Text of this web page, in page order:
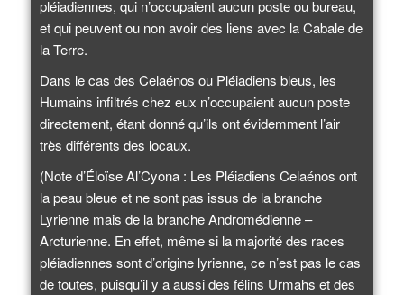
pléiadiennes, qui n’occupaient aucun poste ou bureau,
et qui peuvent ou non avoir des liens avec la Cabale de
la Terre.
Dans le cas des Celaénos ou Pléiadiens bleus, les
Humains infiltrés chez eux n’occupaient aucun poste
directement, étant donné qu’ils ont évidemment l’air
très différents des locaux.
(Note d’Éloïse Al’Cyona : Les Pléiadiens Celaénos ont
la peau bleue et ne sont pas issus de la branche
Lyrienne mais de la branche Andromédienne –
Arcturienne. En effet, même si la majorité des races
pléiadiennes sont d’origine lyrienne, ce n’est pas le cas
de toutes, puisqu’il y a aussi des félins Urmahs et des